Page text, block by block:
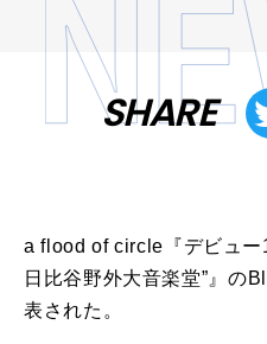
SHARE
a flood of circle『デビュー
日比谷野外大音楽堂”』の
表された。